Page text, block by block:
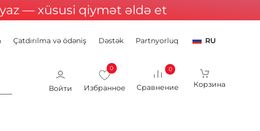
— xüsusi qiymət əldə et
Çatdırılma və ödəniş Dəstək Partnyorluq RU
Войти
0 0